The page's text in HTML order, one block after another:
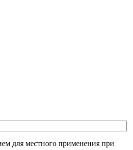
для местного применения при